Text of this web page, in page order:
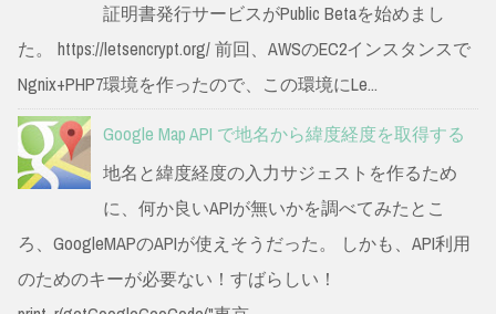
証明書発行サービスがPublic Betaを始めまし
た。 https://letsencrypt.org/ 前回、AWSのEC2インスタンスで
Ngnix+PHP7環境を作ったので、この環境にLe...
Google Map API で地名から緯度経度を取得する
地名と緯度経度の入力サジェストを作るため
に、何か良いAPIが無いかを調べてみたとこ
ろ、GoogleMAPのAPIが使えそうだった。 しかも、API利用
のためのキーが必要ない！すばらしい！